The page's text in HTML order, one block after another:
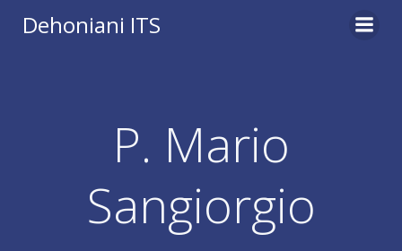
Dehoniani ITS
P. Mario
Sangiorgio